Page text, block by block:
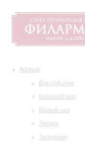
Афиша
Все события
Большой зал
Малый зал
Лекции
Экскурсии